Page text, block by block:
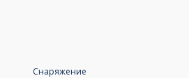
Снаряжение